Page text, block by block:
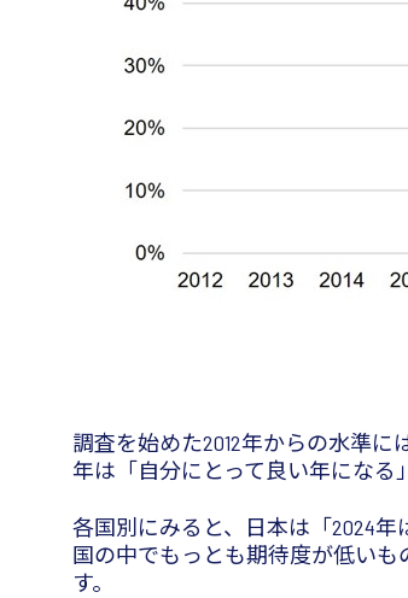
調査を始めた2012年からの水準に
年は「自分にとって良い年になる
各国別にみると、日本は「2024
国の中でもっとも期待度が低い
す。